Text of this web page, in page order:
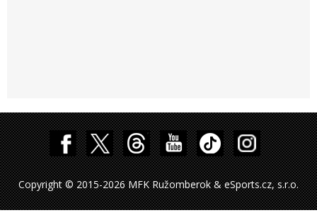
Copyright © 2015-2026 MFK Ružomberok & eSports.cz, s.r.o.